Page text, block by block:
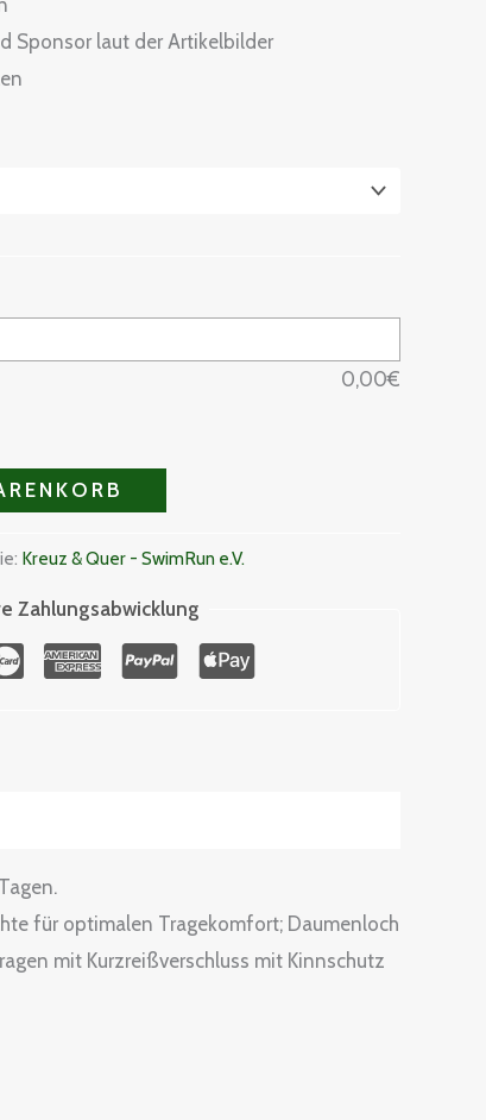
Sponsor laut der Artikelbilder
0,00€
Kreuz & Quer - SwimRun e.V.
Zahlungsabwicklung
für optimalen Tragekomfort; Daumenloch
mit Kurzreißverschluss mit Kinnschutz